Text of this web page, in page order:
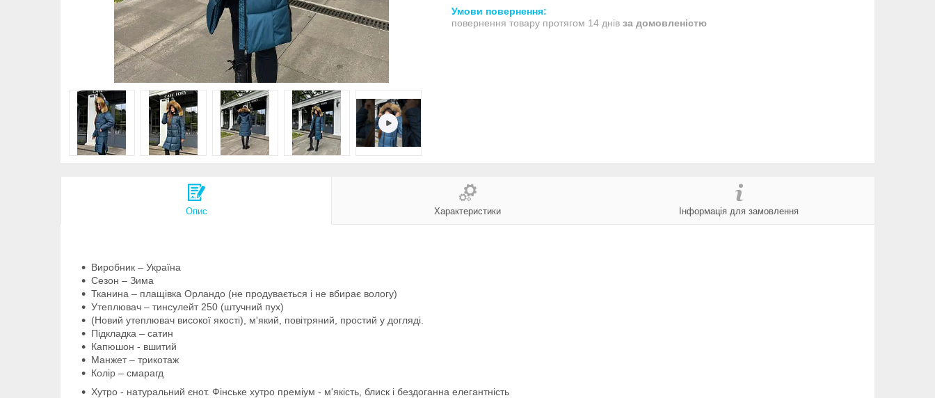
повернення товару протягом 14 днів за домовленістю
Опис Характеристики Інформація для замовлення
Виробник – Україна
Сезон – Зима
Тканина – плащівка Орландо (не продувається і не вбирає вологу)
Утеплювач – тинсулейт 250 (штучний пух)
(Новий утеплювач високої якості), м'який, повітряний, простий у догляді.
Підкладка – сатин
Капюшон - вшитий
Манжет – трикотаж
Колір – смарагд
Хутро - натуральний єнот. Фінське хутро преміум - м'якість, блиск і бездоганна елегантність